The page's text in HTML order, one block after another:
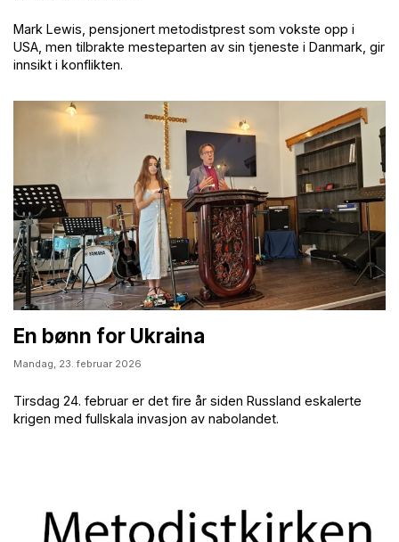
Mark Lewis, pensjonert metodistprest som vokste opp i
USA, men tilbrakte mesteparten av sin tjeneste i Danmark, gir
innsikt i konflikten.
En bønn for Ukraina
Mandag, 23. februar 2026
Tirsdag 24. februar er det fire år siden Russland eskalerte
krigen med fullskala invasjon av nabolandet.